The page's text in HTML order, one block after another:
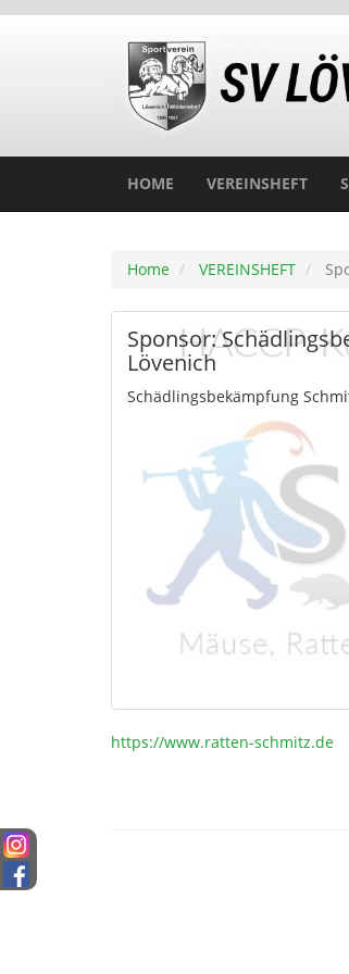
HOME VEREINSHEFT
Home VEREINSHEFT
Sponsor:
Lövenich
Schädlingsbekämpfung
https://www.ratten-schmitz.de